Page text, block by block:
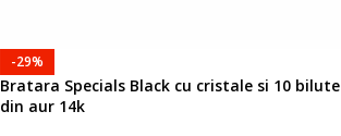
-29%
Bratara Specials Black cu cristale si 10 bilute
din aur 14k